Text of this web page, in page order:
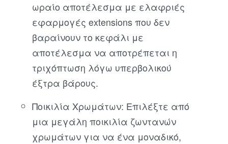
ωραίο αποτέλεσμα με ελαφριές
εφαρμογές extensions που δεν
βαραίνουν το κεφάλι με
αποτέλεσμα να αποτρέπεται η
τριχόπτωση λόγω υπερβολικού
έξτρα βάρους.
Ποικιλία Χρωμάτων: Επιλέξτε από
μια μεγάλη ποικιλία ζωντανών
χρωμάτων για να ένα μοναδικό,